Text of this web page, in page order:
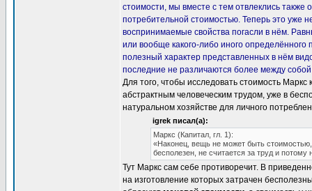
стоимости, мы вместе с тем отвлеклись также
потребительной стоимостью. Теперь это уже
воспринимаемые свойства погасли в нём.
или вообще какого-либо иного определённого
полезный характер представленных в нём
последние не различаются более между собой,
Для того, чтобы исследовать стоимость
абстрактным человеческим трудом, уже в
натуральном хозяйстве для личного
igrek писал(а):
Маркс (Капитал, гл. 1):
«Наконец, вещь не может быть
бесполезен, не считается за труд и потому
Тут Маркс сам себе противоречит. В
на изготовление которых затрачен